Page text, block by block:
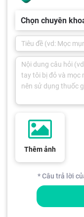
Chọn chuyên
Thêm ảnh
* Câu trả lời